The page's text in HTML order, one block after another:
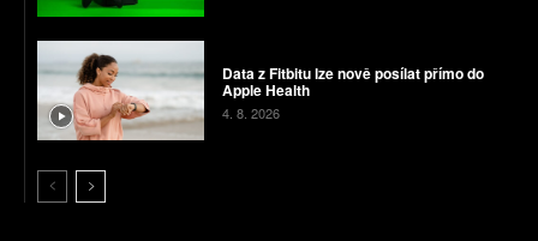
Data z Fitbitu lze nově posílat přímo do
Apple Health
4. 8. 2026